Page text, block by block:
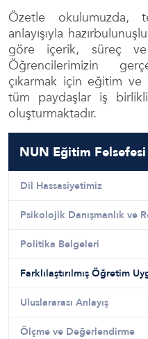
NUN Eğitim Felsefesi
Dil Hassasiyetimiz
Psikolojik Danışmanlık ve
Politika Belgeleri
Farklılaştırılmış Öğretim
Uluslararası Anlayış
Ölçme ve Değerlendirme
Özetle okulumuzda,
anlayışıyla
göre içerik, süreç ve
Öğrencilerimizin
çıkarmak için eğitim
tüm paydaşlar iş
oluşturmaktadır.